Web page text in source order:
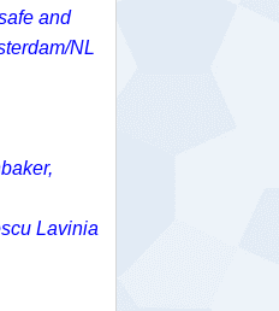
and
NL
Lavinia